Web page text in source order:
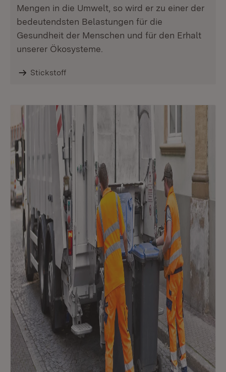
Mengen in die Umwelt, so wird er zu einer der
bedeutendsten Belastungen für die
Gesundheit der Menschen und für den Erhalt
unserer Ökosysteme.
Stickstoff